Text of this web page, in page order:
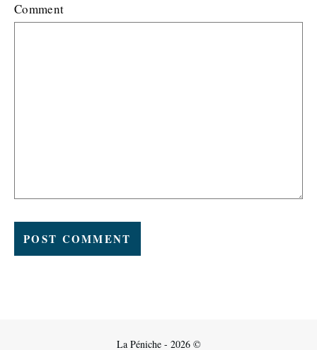
Comment
La Péniche - 2026 ©